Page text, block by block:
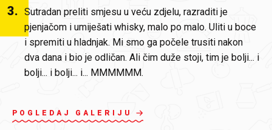
3. Sutradan preliti smjesu u veću zdjelu, razraditi je
pjenjačom i umiješati whisky, malo po malo. Uliti u boce
i spremiti u hladnjak. Mi smo ga počele trusiti nakon
dva dana i bio je odličan. Ali čim duže stoji, tim je bolji... i
bolji... i bolji... i... MMMMMM.
POGLEDAJ GALERIJU